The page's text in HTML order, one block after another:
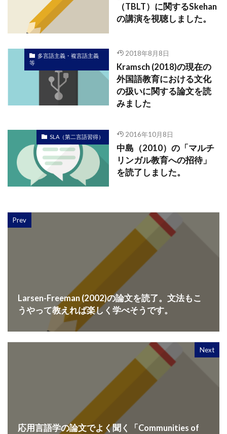
（TBLT）に関するSkehan
の講演を視聴しました。
多言語主義・複言語主義
等
2018年8月8日
Kramsch (2018)の現在の
外国語教育における文化
の扱いに関する論文を読
みました
SLA（第二言語習得） 2016年10月8日
中島（2010）の「マルチ
リンガル教育への招待」
を読了しました。
Prev
Larsen-Freeman (2002)の論文を読了。文法もこ
うやって教えれば楽しく学べそうです。
Next
応用言語学の論文でよく聞く「Communities of